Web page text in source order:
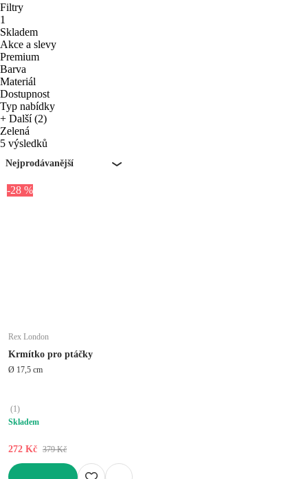
Filtry
1
Skladem
Akce a slevy
Premium
Barva
Materiál
Dostupnost
Typ nabídky
+ Další (2)
Zelená
5 výsledků
Nejprodávanější
-28 %
Rex London
Krmítko pro ptáčky
Ø 17,5 cm
(1)
Skladem
272 Kč 379 Kč